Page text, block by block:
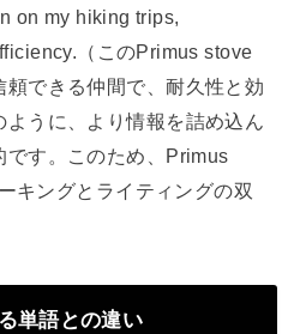
on my hiking trips,
（このPrimus stove
できる仲間で、耐久性と効
うに、より情報を詰め込ん
です。このため、Primus
キングとライティングの双
単語との違い